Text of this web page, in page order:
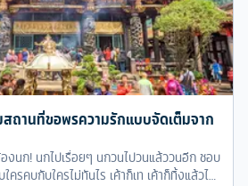
ถานที่ขอพรความรักแบบจัดเต็มจาก
งนก! นกไปเรื่อยๆ นกวนไปวนแล้ววนอีก ชอบ
ครคบกับใครไม่ทันไร เค้าก็เท เค้าก็ทิ้งแล้วไป